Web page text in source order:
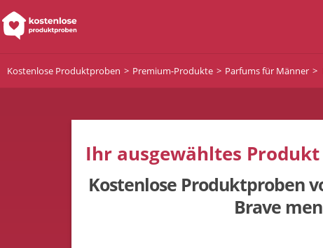
Kostenlose Produktproben Premium-Produkte Parfums für Männer
Ihr ausgewähltes
Kostenlose Produktproben
Brave men